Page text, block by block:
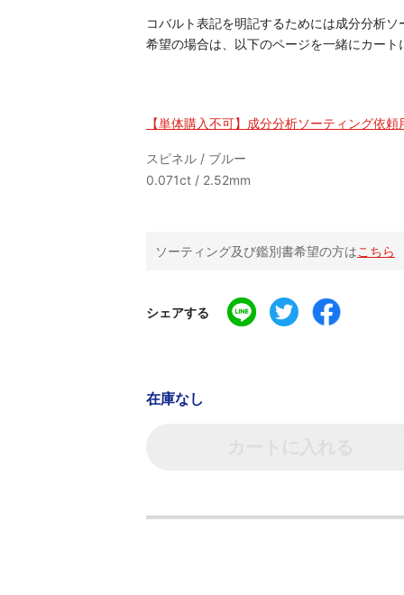
コバルト表記を明記するためには成分分析
希望の場合は、以下のページを一緒にカー
【単体購入不可】成分分析ソーティング依頼
スピネル / ブルー
0.071ct / 2.52mm
ソーティング及び鑑別書希望の方はこちら
シェアする
在庫なし